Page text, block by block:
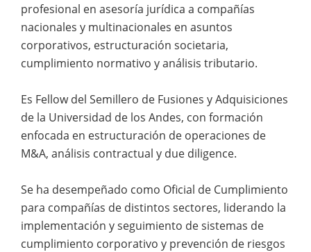
profesional en asesoría jurídica a compañías
nacionales y multinacionales en asuntos
corporativos, estructuración societaria,
cumplimiento normativo y análisis tributario.
Es Fellow del Semillero de Fusiones y Adquisiciones
de la Universidad de los Andes, con formación
enfocada en estructuración de operaciones de
M&A, análisis contractual y due diligence.
Se ha desempeñado como Oficial de Cumplimiento
para compañías de distintos sectores, liderando la
implementación y seguimiento de sistemas de
cumplimiento corporativo y prevención de riesgos